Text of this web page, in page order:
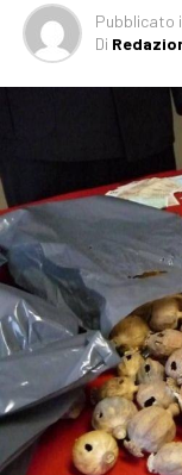
Pubblicato
Di